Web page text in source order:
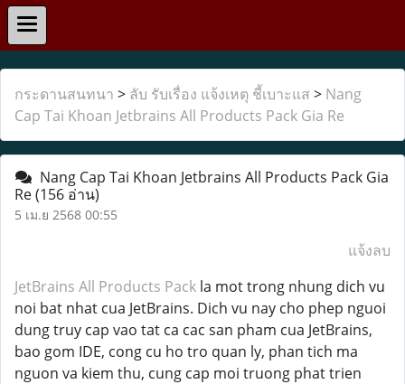
กระดานสนทนา > ลับ รับเรื่อง แจ้งเหตุ ชี้เบาะแส > Nang
Cap Tai Khoan Jetbrains All Products Pack Gia Re
Nang Cap Tai Khoan Jetbrains All Products Pack Gia
Re(156 อ่าน)
5 เม.ย 2568 00:55
แจ้งลบ
JetBrains All Products Pack la mot trong nhung dich vu
noi bat nhat cua JetBrains. Dich vu nay cho phep nguoi
dung truy cap vao tat ca cac san pham cua JetBrains,
bao gom IDE, cong cu ho tro quan ly, phan tich ma
nguon va kiem thu, cung cap moi truong phat trien